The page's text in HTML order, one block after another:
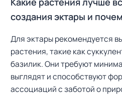
создания эктары и
Для эктары рекомендуется
растения, такие как
базилик. Они требуют
выглядят и способствуют
ассоциаций с заботой о